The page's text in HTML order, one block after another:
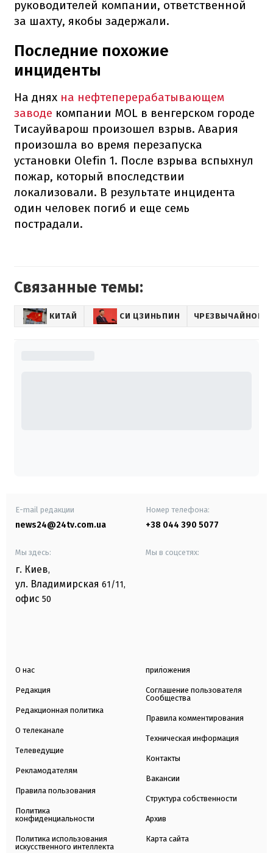
руководителей компании, ответственной
за шахту, якобы задержали.
Последние похожие
инциденты
На днях на нефтеперерабатывающем
заводе компании MOL в венгерском городе
Тисауйварош произошел взрыв. Авария
произошла во время перезапуска
установки Olefin 1. После взрыва вспыхнул
пожар, который впоследствии
локализовали. В результате инцидента
один человек погиб и еще семь
пострадали.
Связанные темы:
КИТАЙ СИ ЦЗИНЬПИН ЧРЕЗВЫЧАЙНОЕ
E-mail редакции
news24@24tv.com.ua
Номер телефона:
+38 044 390 5077
Мы здесь:
г. Киев,
ул. Владимирская 61/11,
офис 50
Мы в соцсетях:
О нас
Редакция
Редакционная политика
О телеканале
Телеведущие
Рекламодателям
Правила пользования
Политика
конфиденциальности
Политика использования
искусственного интеллекта
приложения
Соглашение пользователя
Сообщества
Правила комментирования
Техническая информация
Контакты
Вакансии
Структура собственности
Архив
Карта сайта